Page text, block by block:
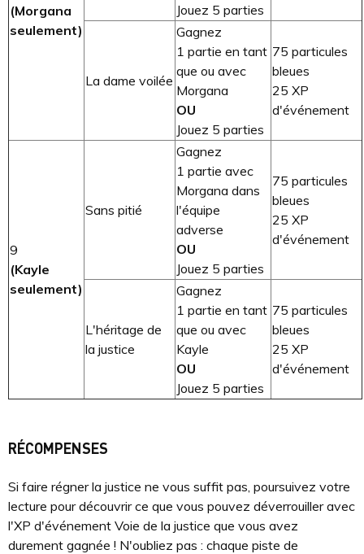
(Morgana
seulement)
Jouez 5 parties
La dame voilée
Gagnez
1 partie en tant
que ou avec
Morgana
OU
Jouez 5 parties
75 particules
bleues
25 XP
d'événement
9
(Kayle
seulement)
Sans pitié
Gagnez
1 partie avec
Morgana dans
l'équipe
adverse
OU
Jouez 5 parties
75 particules
bleues
25 XP
d'événement
L'héritage de
la justice
Gagnez
1 partie en tant
que ou avec
Kayle
OU
Jouez 5 parties
75 particules
bleues
25 XP
d'événement
RÉCOMPENSES
Si faire régner la justice ne vous suffit pas, poursuivez votre
lecture pour découvrir ce que vous pouvez déverrouiller avec
l'XP d'événement Voie de la justice que vous avez
durement gagnée ! N'oubliez pas : chaque piste de